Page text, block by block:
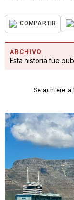
COMPARTIR
ARCHIVO
Esta historia fue
Se adhiere